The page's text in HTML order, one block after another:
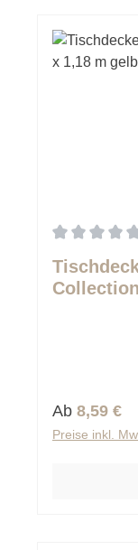
Regulärer
Ab 8,59 €
Preise inkl.